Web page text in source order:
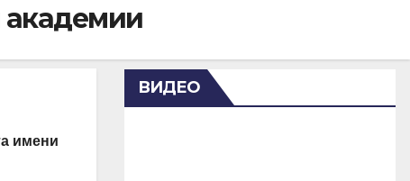
академии
имени
ВИДЕО